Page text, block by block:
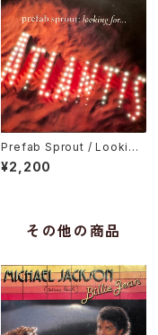
Prefab Sprout / Looking
For Atlantis
¥2,200
その他の商品